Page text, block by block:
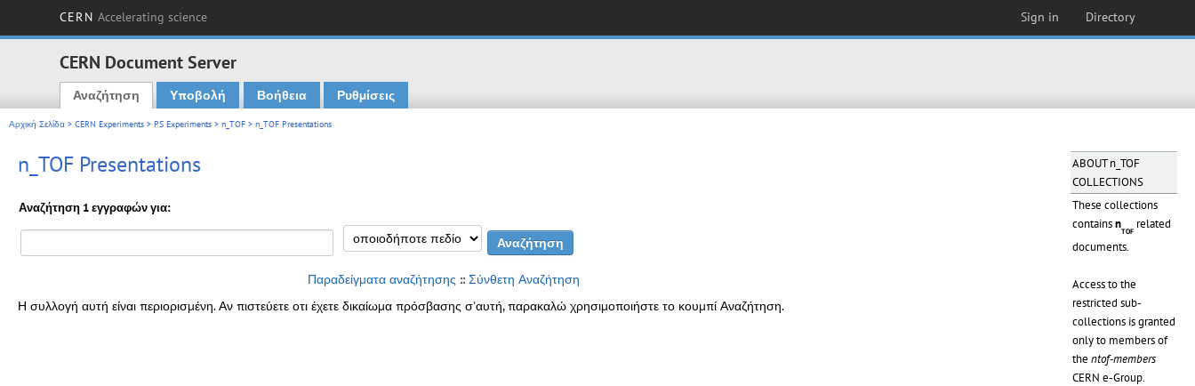
CERN Accelerating science Sign in Directory
CERN Document Server
Main menu
Αναζήτηση Υποβολή Βοήθεια Ρυθμίσεις
Αρχική Σελίδα > CERN Experiments > PS Experiments > n_TOF > n_TOF Presentations
ABOUT n_TOF
COLLECTIONS
These collections
containsnTOF related
documents.
Access to the
restricted sub-
collections is granted
only to members of
the ntof-members
CERN e-Group.
n_TOF Presentations
Αναζήτηση 1 εγγραφών για:
Παραδείγματα αναζήτησης :: Σύνθετη Αναζήτηση
Η συλλογή αυτή είναι περιορισμένη. Αν πιστεύετε οτι έχετε δικαίωμα πρόσβασης σ'αυτή, παρακαλώ χρησιμοποιήστε το κουμπί Αναζήτηση.